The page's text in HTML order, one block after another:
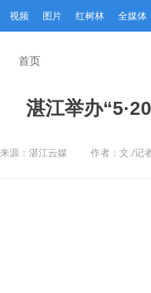
视频 图片 红树林 全媒体
首页
湛江举办
来源：湛江云媒 作者：文./记